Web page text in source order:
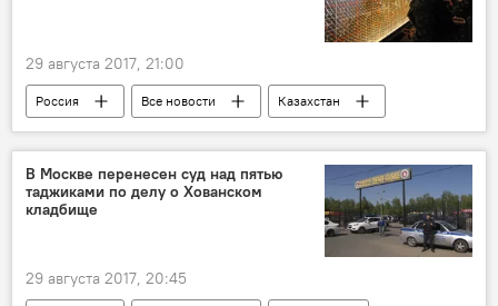
29 августа 2017, 21:00
Россия Все новости
Казахстан
Кыргызстан
Беларусь
Армения
ПВО
военные учения
В Москве перенесен суд над пятью
таджиками по делу о Хованском
кладбище
29 августа 2017, 20:45